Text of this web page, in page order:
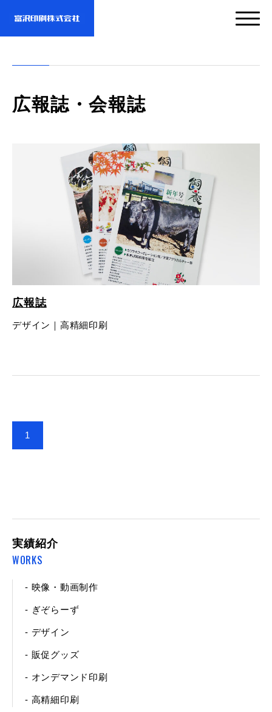
- 映像・動画制作
- ぎぞらーず
- オンデマンド印刷
企業情報
- 企業情報TOP
- ごあいさつ
- 設備一覧・沿革
- アクセス
- 実績紹介TOP
- すべての実績
- 映像・動画制作
- デザイン
お問い合わせ・資料DL
- お問い合わせTOP
- お問い合わせ
わたしたちについて
お知らせ
蔦重プロジェクト
個人情報保護方針
広報誌・会報誌
広報誌
デザイン｜高精細印刷
1
実績紹介
WORKS
- 映像・動画制作
- ぎぞらーず
- デザイン
- 販促グッズ
- オンデマンド印刷
- 高精細印刷